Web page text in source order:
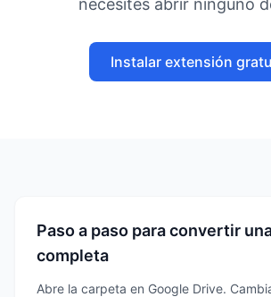
necesites abrir ninguno
Instalar extensión
Paso a paso para convertir
completa
Abre la carpeta en Google Drive.